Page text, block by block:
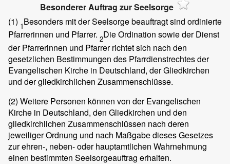
Besonderer Auftrag zur Seelsorge
(1) 1Besonders mit der Seelsorge beauftragt sind ordinierte
Pfarrerinnen und Pfarrer. 2Die Ordination sowie der Dienst
der Pfarrerinnen und Pfarrer richtet sich nach den
gesetzlichen Bestimmungen des Pfarrdienstrechtes der
Evangelischen Kirche in Deutschland, der Gliedkirchen
und der gliedkirchlichen Zusammenschlüsse.
(2) Weitere Personen können von der Evangelischen
Kirche in Deutschland, den Gliedkirchen und den
gliedkirchlichen Zusammenschlüssen nach deren
jeweiliger Ordnung und nach Maßgabe dieses Gesetzes
zur ehren-, neben- oder hauptamtlichen Wahrnehmung
einen bestimmten Seelsorgeauftrag erhalten.